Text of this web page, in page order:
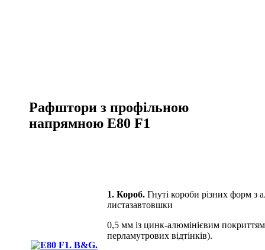
Рафштори з профільною
напрямною E80 F1
1. Короб. Гнуті короби різних форм з
листазавтовшки
0,5 мм із цинк-алюмінієвим
перламутрових відтінків).